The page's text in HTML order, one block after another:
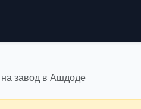
на завод в Ашдоде